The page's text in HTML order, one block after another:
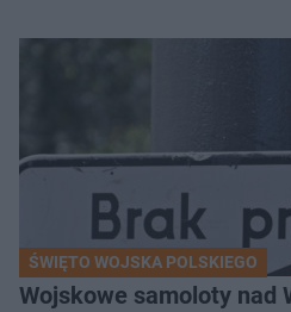
ŚWIĘTO WOJSKA POLSKIEGO
Wojskowe samoloty nad